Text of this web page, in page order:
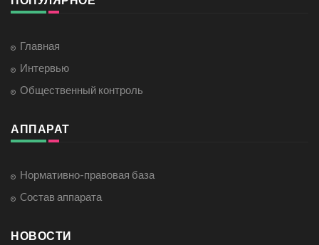
Главная
Интервью
Общественный контроль
АППАРАТ
Нормативно-правовая база
Cостав аппарата
НОВОСТИ